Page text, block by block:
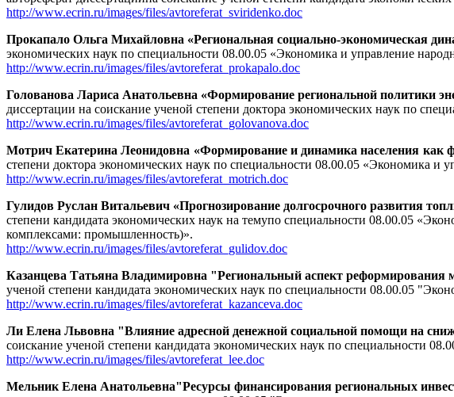
http://www.ecrin.ru/images/files/avtoreferat_sviridenko.doc
Прокапало Ольга Михайловна «Региональная социально-экономическая
экономических наук по специальности 08.00.05 «Экономика и управление
http://www.ecrin.ru/images/files/avtoreferat_prokapalo.doc
Голованова Лариса Анатольевна «Формирование региональной политики
диссертации на соискание ученой степени доктора экономических наук по
http://www.ecrin.ru/images/files/avtoreferat_golovanova.doc
Мотрич Екатерина Леонидовна «Формирование и динамика населения как
степени доктора экономических наук по специальности 08.00.05 «Экономика и
http://www.ecrin.ru/images/files/avtoreferat_motrich.doc
Гулидов Руслан Витальевич «Прогнозирование долгосрочного развития
степени кандидата экономических наук на темупо специальности 08.00.05
комплексами: промышленность)».
http://www.ecrin.ru/images/files/avtoreferat_gulidov.doc
Казанцева Татьяна Владимировна "Региональный аспект
ученой степени кандидата экономических наук по специальности 08.00.05
http://www.ecrin.ru/images/files/avtoreferat_kazanceva.doc
Ли Елена Львовна "Влияние адресной денежной социальной помощи на
соискание ученой степени кандидата экономических наук по специальности
http://www.ecrin.ru/images/files/avtoreferat_lee.doc
Мельник Елена Анатольевна"Ресурсы финансирования региональных